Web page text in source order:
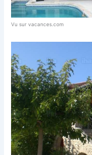
Vu sur vacances.com